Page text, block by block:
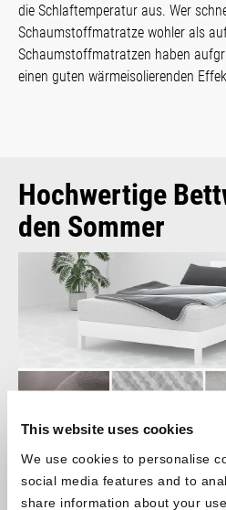
This website uses cookies
We use cookies to personalise
social media features and to
share information about your
die Schlaftemperatur aus. Wer
Schaumstoffmatratze wohler als
Schaumstoffmatratzen haben
einen guten wärmeisolierenden
Hochwertige
den Sommer